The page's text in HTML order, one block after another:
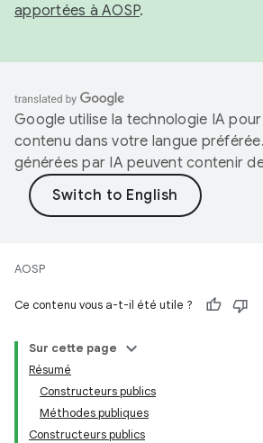
apportées à AOSP.
Google utilise la technologie IA
contenu dans votre langue
générées par IA peuvent contenir
AOSP
Ce contenu vous a-t-il été utile ?
Sur cette page
Résumé
Constructeurs publics
Méthodes publiques
Constructeurs publics